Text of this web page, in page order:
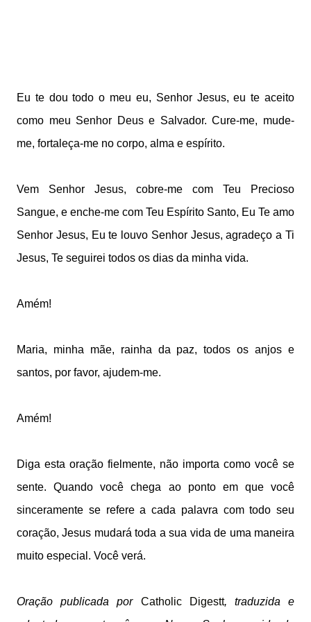
Eu te dou todo o meu eu, Senhor Jesus, eu te aceito
como meu Senhor Deus e Salvador. Cure-me, mude-
me, fortaleça-me no corpo, alma e espírito.
Vem Senhor Jesus, cobre-me com Teu Precioso
Sangue, e enche-me com Teu Espírito Santo, Eu Te amo
Senhor Jesus, Eu te louvo Senhor Jesus, agradeço a Ti
Jesus, Te seguirei todos os dias da minha vida.
Amém!
Maria, minha mãe, rainha da paz, todos os anjos e
santos, por favor, ajudem-me.
Amém!
Diga esta oração fielmente, não importa como você se
sente. Quando você chega ao ponto em que você
sinceramente se refere a cada palavra com todo seu
coração, Jesus mudará toda a sua vida de uma maneira
muito especial. Você verá.
Oração publicada por Catholic Digestt, traduzida e